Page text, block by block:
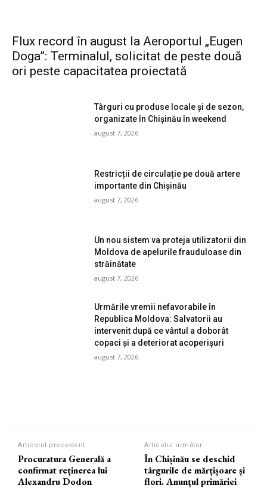
Flux record în august la Aeroportul „Eugen
Doga”: Terminalul, solicitat de peste două
ori peste capacitatea proiectată
Târguri cu produse locale și de sezon,
organizate în Chișinău în weekend
august 7, 2026
Restricții de circulație pe două artere
importante din Chișinău
august 7, 2026
Un nou sistem va proteja utilizatorii din
Moldova de apelurile frauduloase din
străinătate
august 7, 2026
Urmările vremii nefavorabile în
Republica Moldova: Salvatorii au
intervenit după ce vântul a doborât
copaci și a deteriorat acoperișuri
august 7, 2026
Articolul precedent
Procuratura Generală a
confirmat reținerea lui
Alexandru Dodon
Articolul următor
În Chișinău se deschid
târgurile de mărțișoare și
flori. Anunțul primăriei